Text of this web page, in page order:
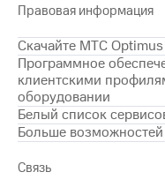
Роуминг
Семейная
группа
Заказать
SIM-
на связь
Тарифы
RED,
РИИЛ
и МТС
Супер
дешевле
Правовая информация
Скачайте МТС
Программное
клиентскими
оборудовании
Белый список
Больше
Связь